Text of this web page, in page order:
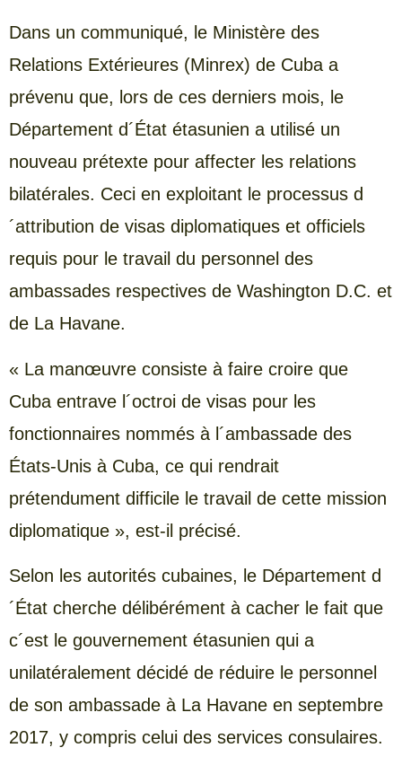
Dans un communiqué, le Ministère des
Relations Extérieures (Minrex) de Cuba a
prévenu que, lors de ces derniers mois, le
Département d´État étasunien a utilisé un
nouveau prétexte pour affecter les relations
bilatérales. Ceci en exploitant le processus d
´attribution de visas diplomatiques et officiels
requis pour le travail du personnel des
ambassades respectives de Washington D.C. et
de La Havane.
« La manœuvre consiste à faire croire que
Cuba entrave l´octroi de visas pour les
fonctionnaires nommés à l´ambassade des
États-Unis à Cuba, ce qui rendrait
prétendument difficile le travail de cette mission
diplomatique », est-il précisé.
Selon les autorités cubaines, le Département d
´État cherche délibérément à cacher le fait que
c´est le gouvernement étasunien qui a
unilatéralement décidé de réduire le personnel
de son ambassade à La Havane en septembre
2017, y compris celui des services consulaires.